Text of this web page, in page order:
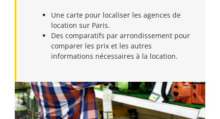
Une carte pour localiser les agences de
location sur Paris.
Des comparatifs par arrondissement pour
comparer les prix et les autres
informations nécessaires à la location.